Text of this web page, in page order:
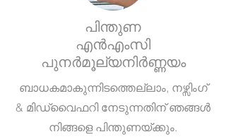
പിന്തുണ
എൻ‌എം‌സി
പുനർമൂല്യനിർണ്ണയം
ബാധകമാകുന്നിടത്തെല്ലാം, നഴ്സിംഗ്
& മിഡ്‌വൈഫറി നേടുന്നതിന് ഞങ്ങൾ
നിങ്ങളെ പിന്തുണയ്ക്കും.